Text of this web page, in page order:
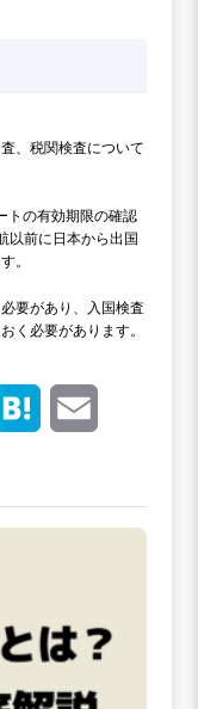
、税関検査について
トの有効期限の確認
以前に日本から出国
。
要があり、入国検査
く必要があります。
Hate